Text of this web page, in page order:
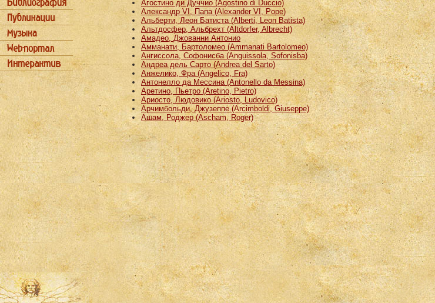
Агостино ди Дуччио (Agostino di Duccio)
Александр VI, Папа (Alexander VI, Pope)
Альберти, Леон Батиста (Alberti, Leon Batista)
Альтдосфер, Альбрехт (Altdorfer, Albrecht)
Амадео, Джованни Антонио
Амманати, Бартоломео (Ammanati Bartolomeo)
Ангиссола, Софонисба (Anguissola, Sofonisba)
Андреа дель Сарто (Andrea del Sarto)
Анжелико, Фра (Angelico, Fra)
Антонелло да Мессина (Antonello da Messina)
Аретино, Пьетро (Aretino, Pietro)
Ариосто, Людовико (Ariosto, Ludovico)
Арчимбольди, Джузеппе (Arcimboldi, Giuseppe)
Ашам, Роджер (Ascham, Roger)